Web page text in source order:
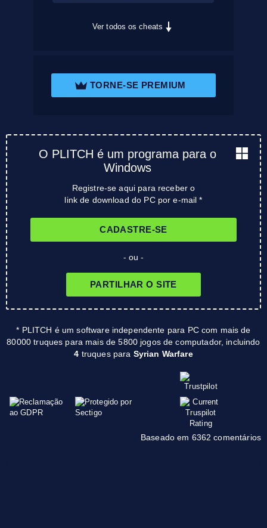
Ver todos os cheats
TORNE-SE PREMIUM
O PLITCH é um programa para o
Windows
Registre-se aqui para receber o
link de download do PC por e-mail *
CADASTRE-SE
- ou -
PARTILHAR O SITE
* PLITCH é um software independente para PC com mais de
80000 truques para mais de 5800 jogos de computador, incluindo
4 truques para Syrian Warfare
Baseado em 6362 comentários